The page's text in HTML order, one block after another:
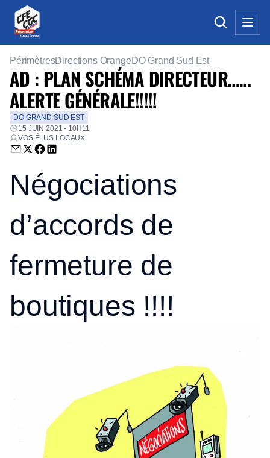
PérimètresDirections Orange DO Grand Sud Est
AD : PLAN SCHÉMA DIRECTEUR……
ALERTE GÉNÉRALE!!!!!
DO GRAND SUD EST
15 JUIN 2021 - 10H11
VOS ÉLUS LOCAUX
Envoyer par email (nouvelle fenêtre)
Partager sur Twitter (nouvelle fenêtre)
Partager sur Facebook (nouvelle fenêtre)
Partager sur LinkedIn (nouvelle fenêtre)
Négociations
d’accords de
fermeture de
boutiques !!!!